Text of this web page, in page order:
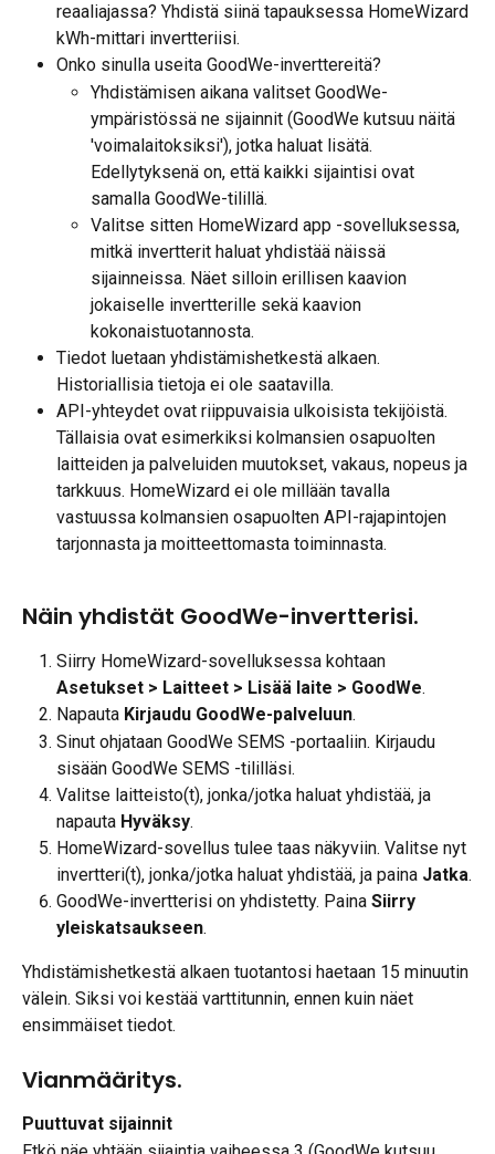
reaaliajassa? Yhdistä siinä tapauksessa HomeWizard
kWh-mittari invertteriisi.
Onko sinulla useita GoodWe-inverttereitä?
Yhdistämisen aikana valitset GoodWe-
ympäristössä ne sijainnit (GoodWe kutsuu näitä
'voimalaitoksiksi'), jotka haluat lisätä.
Edellytyksenä on, että kaikki sijaintisi ovat
samalla GoodWe-tilillä.
Valitse sitten HomeWizard app -sovelluksessa,
mitkä invertterit haluat yhdistää näissä
sijainneissa. Näet silloin erillisen kaavion
jokaiselle invertterille sekä kaavion
kokonaistuotannosta.
Tiedot luetaan yhdistämishetkestä alkaen.
Historiallisia tietoja ei ole saatavilla.
API-yhteydet ovat riippuvaisia ulkoisista tekijöistä.
Tällaisia ovat esimerkiksi kolmansien osapuolten
laitteiden ja palveluiden muutokset, vakaus, nopeus ja
tarkkuus. HomeWizard ei ole millään tavalla
vastuussa kolmansien osapuolten API-rajapintojen
tarjonnasta ja moitteettomasta toiminnasta.
Näin yhdistät GoodWe-invertterisi.
Siirry HomeWizard-sovelluksessa kohtaan
Asetukset > Laitteet > Lisää laite > GoodWe.
Napauta Kirjaudu GoodWe-palveluun.
Sinut ohjataan GoodWe SEMS -portaaliin. Kirjaudu
sisään GoodWe SEMS -tililläsi.
Valitse laitteisto(t), jonka/jotka haluat yhdistää, ja
napauta Hyväksy.
HomeWizard-sovellus tulee taas näkyviin. Valitse nyt
invertteri(t), jonka/jotka haluat yhdistää, ja paina Jatka.
GoodWe-invertterisi on yhdistetty. Paina Siirry
yleiskatsaukseen.
Yhdistämishetkestä alkaen tuotantosi haetaan 15 minuutin
välein. Siksi voi kestää varttitunnin, ennen kuin näet
ensimmäiset tiedot.
Vianmääritys.
Puuttuvat sijainnit